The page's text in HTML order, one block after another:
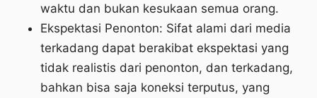
waktu dan bukan kesukaan semua orang.
Ekspektasi Penonton: Sifat alami dari media
terkadang dapat berakibat ekspektasi yang
tidak realistis dari penonton, dan terkadang,
bahkan bisa saja koneksi terputus, yang